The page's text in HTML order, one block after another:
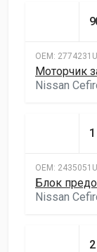
ОЕМ:
Моторчик
Nissan
ОЕМ:
Блок
Nissan